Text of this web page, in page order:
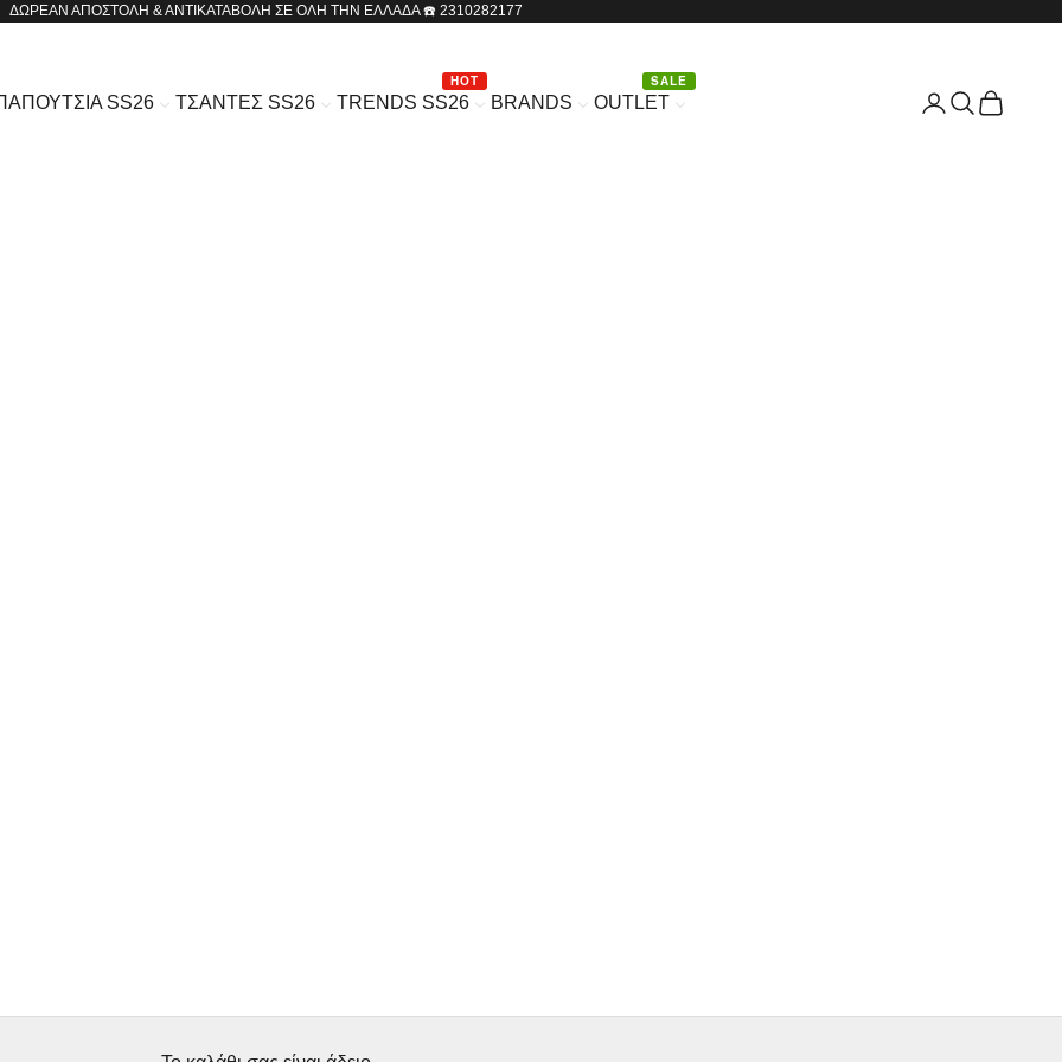
ΔΩΡΕΑΝ ΑΠΟΣΤΟΛΗ & ΑΝΤΙΚΑΤΑΒΟΛΗ ΣΕ ΟΛΗ ΤΗΝ ΕΛΛΑΔΑ ☎️ 2310282177
SS26 ΤΣΑΝΤΕΣ SS26 TRENDS SS26
HOT
BRANDS OUTLET
SALE
Είσοδος
Αναζήτηση
Καλάθι